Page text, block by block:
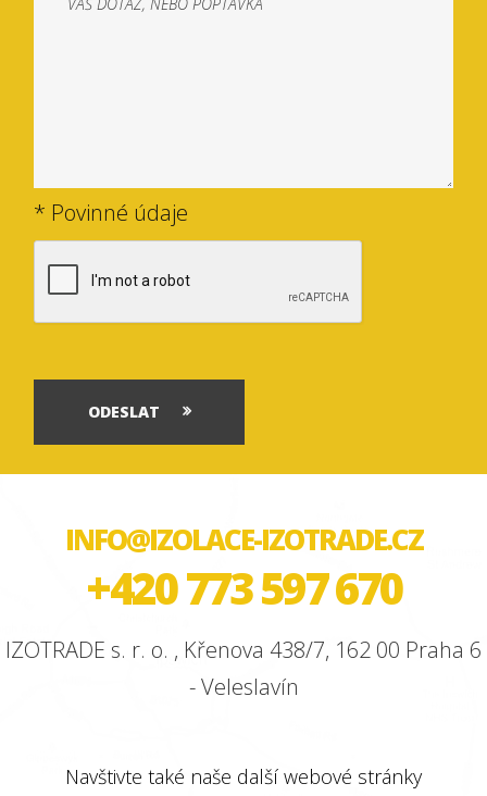
* Povinné údaje
ODESLAT
INFO@IZOLACE-IZOTRADE.CZ
+420 773 597 670
IZOTRADE s. r. o. , Křenova 438/7, 162 00 Praha 6
- Veleslavín
Navštivte také naše další webové stránky